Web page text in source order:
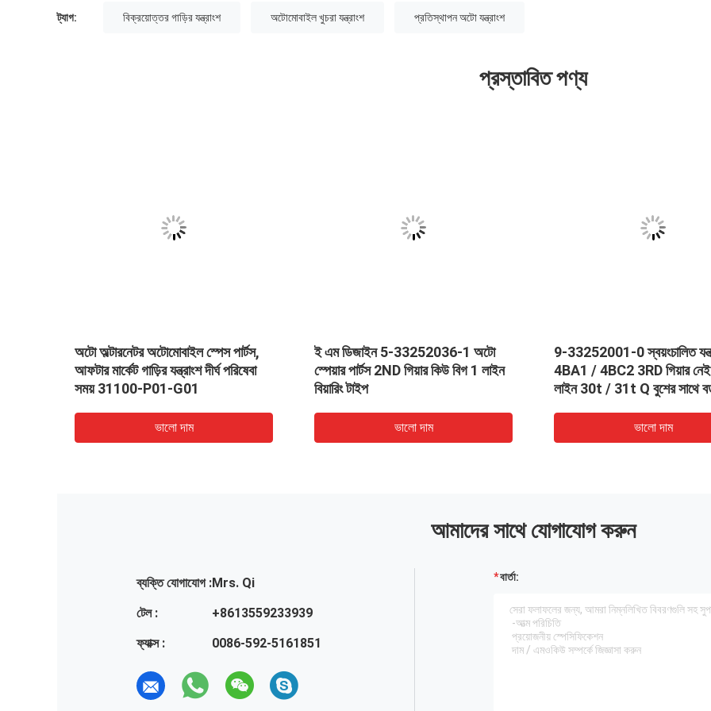
ট্যাগ: বিক্রয়োত্তর গাড়ির যন্ত্রাংশ অটোমোবাইল খুচরা যন্ত্রাংশ প্রতিস্থাপন অটো যন্ত্রাংশ
প্রস্তাবিত পণ্য
অটো অল্টারনেটর অটোমোবাইল স্পেস পার্টস,
আফটার মার্কেট গাড়ির যন্ত্রাংশ দীর্ঘ পরিষেবা
সময় 31100-P01-G01
ভালো দাম
ই এম ডিজাইন 5-33252036-1 অটো
স্পেয়ার পার্টস 2ND গিয়ার কিউ বিগ 1 লাইন
বিয়ারিং টাইপ
ভালো দাম
9-33252001-0 স্বয়ংচালিত
4BA1 / 4BC2 3RD গিয়ার
লাইন 30t / 31t Q বুশের সাথে
ভালো দাম
আমাদের সাথে যোগাযোগ করুন
ব্যক্তি যোগাযোগ :Mrs. Qi
টেল :
+8613559233939
ফ্যাক্স :
0086-592-5161851
বার্তা: